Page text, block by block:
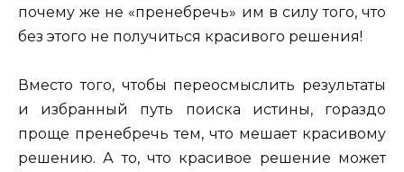
почему же не «пренебречь» им в силу того, что
без этого не получиться красивого решения!
Вместо того, чтобы переосмыслить результаты
и избранный путь поиска истины, гораздо
проще пренебречь тем, что мешает красивому
решению. А то, что красивое решение может